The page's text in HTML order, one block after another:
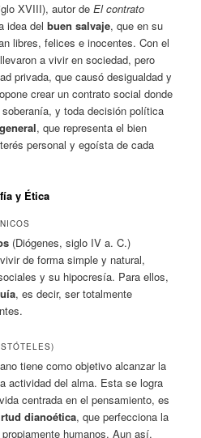
XVIII), autor deEl contrato
idea delbuen salvaje, que en su
libres, felices e inocentes. Con el
a vivir en sociedad, pero
privada, que causó desigualdad y
crear un contrato social donde
y toda decisión política
, que representa el bien
personal y egoísta de cada
y Ética
(Diógenes, siglo IV a. C.)
de forma simple y natural,
y su hipocresía. Para ellos,
, es decir, ser totalmente
tiene como objetivo alcanzar la
actividad del alma. Esta se logra
centrada en el pensamiento, es
dianoética, que perfecciona la
humanos. Aun así,